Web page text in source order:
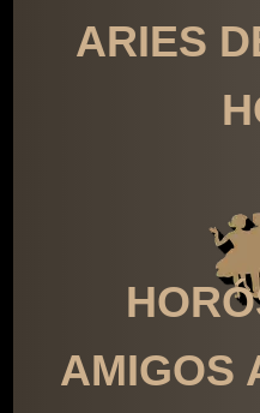
ARIES
AMIGOS